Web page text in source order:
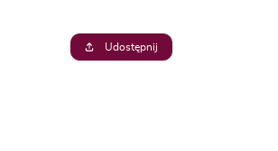
Udostępnij